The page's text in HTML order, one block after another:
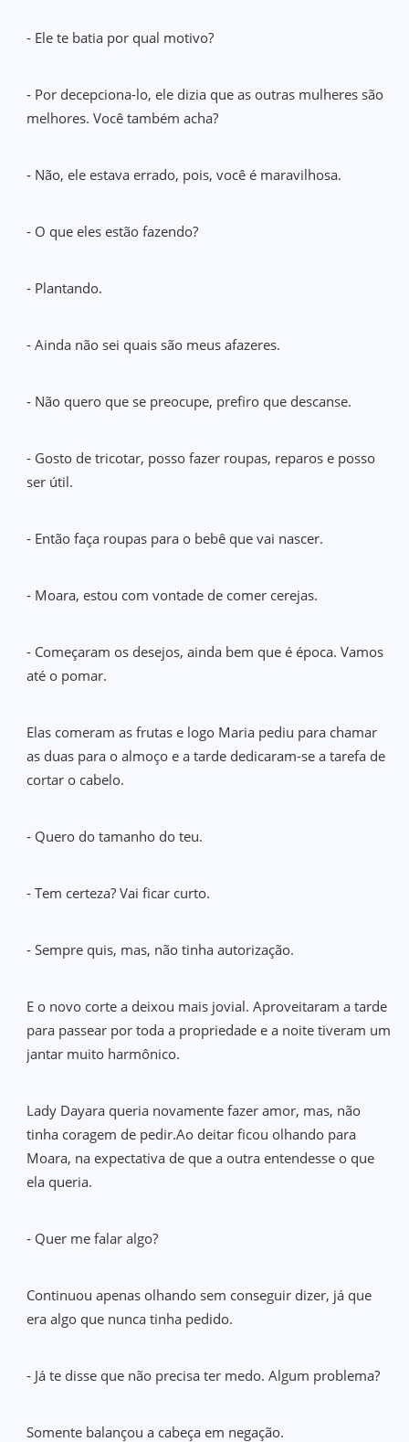
- Ele te batia por qual motivo?
- Por decepciona-lo, ele dizia que as outras mulheres são
melhores. Você também acha?
- Não, ele estava errado, pois, você é maravilhosa.
- O que eles estão fazendo?
- Plantando.
- Ainda não sei quais são meus afazeres.
- Não quero que se preocupe, prefiro que descanse.
- Gosto de tricotar, posso fazer roupas, reparos e posso
ser útil.
- Então faça roupas para o bebê que vai nascer.
- Moara, estou com vontade de comer cerejas.
- Começaram os desejos, ainda bem que é época. Vamos
até o pomar.
Elas comeram as frutas e logo Maria pediu para chamar
as duas para o almoço e a tarde dedicaram-se a tarefa de
cortar o cabelo.
- Quero do tamanho do teu.
- Tem certeza? Vai ficar curto.
- Sempre quis, mas, não tinha autorização.
E o novo corte a deixou mais jovial. Aproveitaram a tarde
para passear por toda a propriedade e a noite tiveram um
jantar muito harmônico.
Lady Dayara queria novamente fazer amor, mas, não
tinha coragem de pedir.Ao deitar ficou olhando para
Moara, na expectativa de que a outra entendesse o que
ela queria.
- Quer me falar algo?
Continuou apenas olhando sem conseguir dizer, já que
era algo que nunca tinha pedido.
- Já te disse que não precisa ter medo. Algum problema?
Somente balançou a cabeça em negação.